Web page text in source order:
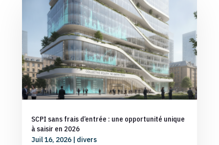
SCPI sans frais d’entrée : une opportunité unique
à saisir en 2026
Juil 16, 2026| divers